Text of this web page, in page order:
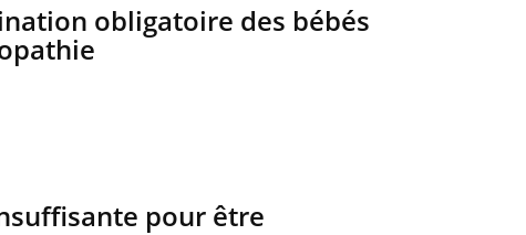
obligatoire des bébés
pour être